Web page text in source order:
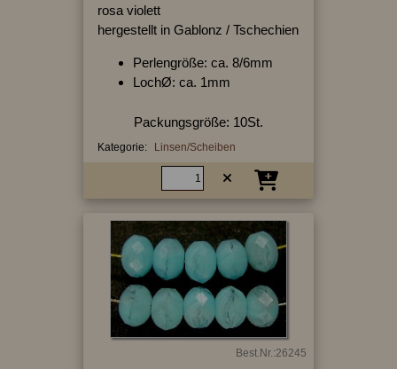
rosa violett
hergestellt in Gablonz / Tschechien
Perlengröße: ca. 8/6mm
LochØ: ca. 1mm
Packungsgröße: 10St.
Kategorie: Linsen/Scheiben
Best.Nr.:26245